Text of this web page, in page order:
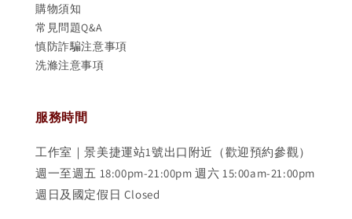
購物須知
常見問題Q&A
慎防詐騙注意事項
洗滌注意事項
服務時間
工作室｜景美捷運站1號出口附近（歡迎預約參觀）
週一至週五 18:00pm-21:00pm 週六 15:00am-21:00pm
週日及國定假日 Closed